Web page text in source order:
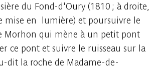
du Fond-d'Oury (1810 ; à droite,
mise en lumière) et poursuivre le
Morhon qui mène à un petit pont
ce pont et suivre le ruisseau sur la
dit la roche de Madame-de-